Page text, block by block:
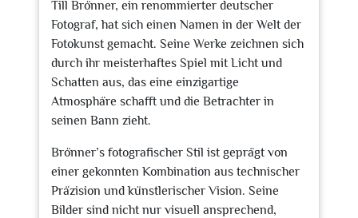
Till Brönner, ein renommierter deutscher
Fotograf, hat sich einen Namen in der Welt der
Fotokunst gemacht. Seine Werke zeichnen sich
durch ihr meisterhaftes Spiel mit Licht und
Schatten aus, das eine einzigartige
Atmosphäre schafft und die Betrachter in
seinen Bann zieht.
Brönner’s fotografischer Stil ist geprägt von
einer gekonnten Kombination aus technischer
Präzision und künstlerischer Vision. Seine
Bilder sind nicht nur visuell ansprechend,